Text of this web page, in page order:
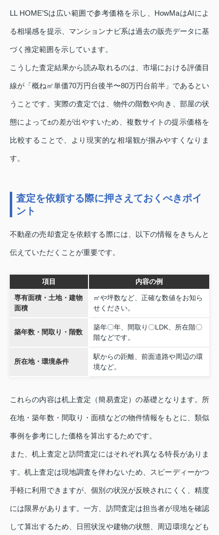
LL HOME’Sは広い範囲で参考価格を示し、HowMaはAIによ
る相場感を提示、マンションナビ系は過去の販売データに基
づく推定範囲を示しています。
こうした査定結果から読み取れるのは、市場における評価目
線が「概ね㎡単価70万円台後半〜80万円台前半」であるとい
うことです。実際の査定では、物件の階数や向き、部屋の状
態によって±の差が出やすいため、複数サイトの提示価格を
比較することで、より現実的な相場観が掴みやすくなりま
す。
査定を依頼する際に押さえておくべきポイ
ント
不動産の売却査定を依頼する際には、以下の情報をきちんと
伝えていただくことが重要です。
項目 内容の例
専有面積・土地・建物
面積
㎡や坪数など、正確な数値をお知ら
せください。
築年数・間取り・階数
築年〇年、間取り〇LDK、所在階〇
階などです。
所在地・環境条件
駅からの距離、前面道路や周辺の環
境など。
これらの内容は机上査定（簡易査定）の基礎となります。所
在地・築年数・間取り・面積などの物件情報をもとに、類似
事例を参考にした価格を算出するためです。
また、机上査定と訪問査定にはそれぞれ異なる特長がありま
す。机上査定は現地調査を伴わないため、スピーディーかつ
手軽に利用できますが、個別の状況が反映されにくく、精度
には限界があります。一方、訪問査定は担当者が現地を確認
して算出するため、日照状況や建物の状態、周辺環境なども